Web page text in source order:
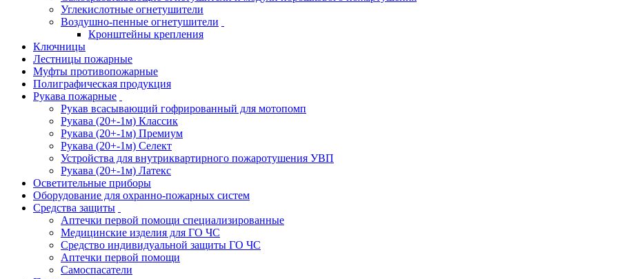
Углекислотные огнетушители
Воздушно-пенные огнетушители
Кронштейны крепления
Ключницы
Лестницы пожарные
Муфты противопожарные
Полиграфическая продукция
Рукава пожарные
Рукав всасывающий гофрированный для мотопомп
Рукава (20+-1м) Классик
Рукава (20+-1м) Премиум
Рукава (20+-1м) Селект
Устройства для внутриквартирного пожаротушения УВП
Рукава (20+-1м) Латекс
Осветительные приборы
Оборудование для охранно-пожарных систем
Средства защиты
Аптечки первой помощи специализированные
Медицинские изделия для ГО ЧС
Средство индивидуальной защиты ГО ЧС
Аптечки первой помощи
Самоспасатели